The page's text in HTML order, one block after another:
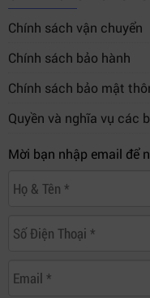
Chính sách vận chuyển
Chính sách bảo hành
Chính sách bảo mật
Quyền và nghĩa vụ các
Mời bạn nhập email để